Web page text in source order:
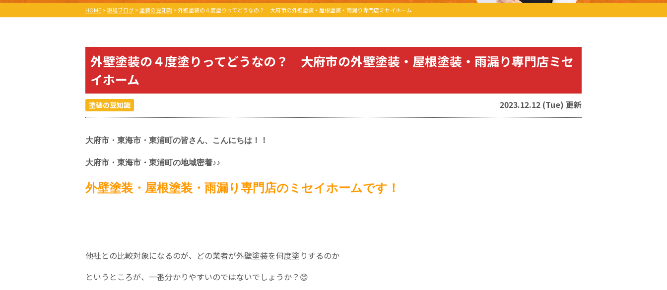
HOME>現場ブログ>塗装の豆知識>外壁塗装の４度塗りってどうなの？ 大府市の外壁塗装・屋根塗装・雨漏り専門店ミセイホーム
外壁塗装の４度塗りってどうなの？ 大府市の外壁塗装・屋根塗装・雨漏り専門店ミセ
イホーム
塗装の豆知識 2023.12.12 (Tue) 更新
大府市・東海市・東浦町の皆さん、こんにちは！！
大府市・東海市・東浦町の地域密着♪♪
外壁塗装・屋根塗装・雨漏り専門店のミセイホームです！
他社との比較対象になるのが、どの業者が外壁塗装を何度塗りするのか
というところが、一番分かりやすいのではないでしょうか？😊